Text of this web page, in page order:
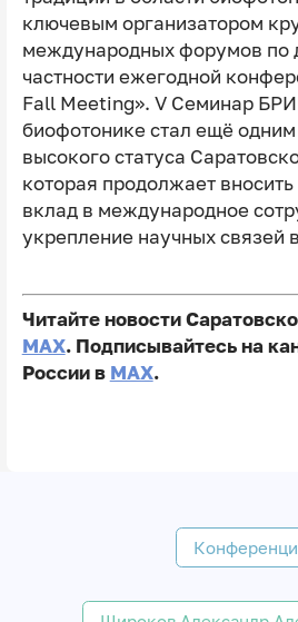
ключевым организатором
международных форумов по
частности ежегодной
Fall Meeting». V Семинар
биофотонике стал ещё
высокого статуса
которая продолжает
вклад в международное
укрепление научных связей
Читайте новости
MAX. Подписывайтесь на
России в MAX.